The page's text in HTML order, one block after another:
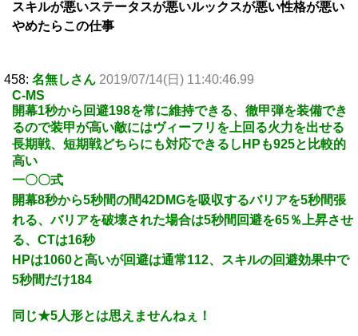
スキルが悪いステータスが悪いルックスが悪い性格が悪い
やめたらこの仕事
458: 名無しさん 2019/07/14(日) 11:40:46.99
C-MS
開幕1秒から回避198を常に維持できる、徹甲弾を装備でき
るので装甲が高い敵にはヴィーフリを上回る火力を出せる
長期戦、短期戦どちらにも対応できるしHPも925と比較的
高い
一〇〇式
開幕8秒から5秒間の間42DMGを吸収するバリアを5秒間張
れる、バリアを破壊された場合は5秒間回避を65％上昇させ
る、CTは16秒
HPは1060と高いが回避は通常112、スキルの回避効果中で
5秒間だけ184
同じ★5人形とは思えませんねぇ！